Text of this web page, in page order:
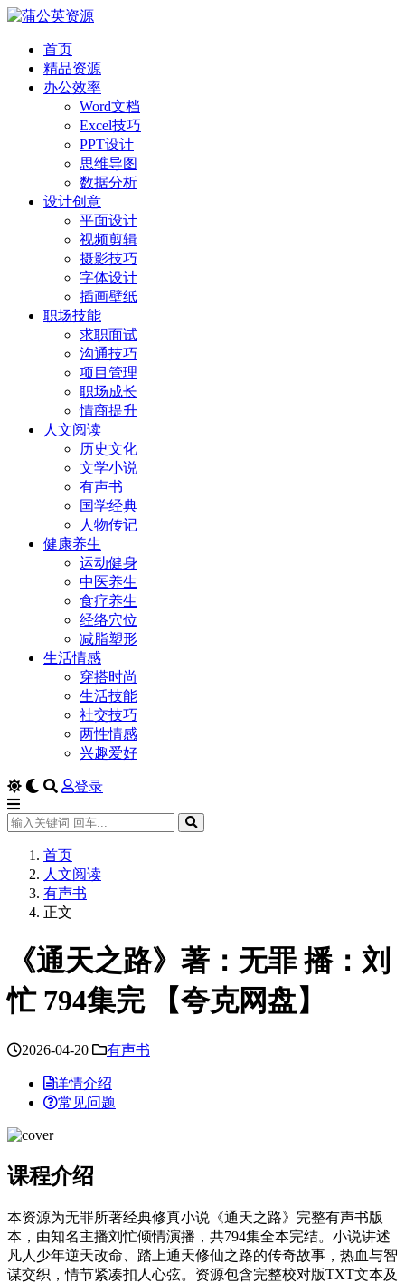
首页
精品资源
办公效率
Word文档
Excel技巧
PPT设计
思维导图
数据分析
设计创意
平面设计
视频剪辑
摄影技巧
字体设计
插画壁纸
职场技能
求职面试
沟通技巧
项目管理
职场成长
情商提升
人文阅读
历史文化
文学小说
有声书
国学经典
人物传记
健康养生
运动健身
中医养生
食疗养生
经络穴位
减脂塑形
生活情感
穿搭时尚
生活技能
社交技巧
两性情感
兴趣爱好
登录
首页
人文阅读
有声书
正文
《通天之路》著：无罪 播：刘
忙 794集完 【夸克网盘】
2026-04-20 有声书
详情介绍
常见问题
课程介绍
本资源为无罪所著经典修真小说《通天之路》完整有声书版
本，由知名主播刘忙倾情演播，共794集全本完结。小说讲述
凡人少年逆天改命、踏上通天修仙之路的传奇故事，热血与智
谋交织，情节紧凑扣人心弦。资源包含完整校对版TXT文本及